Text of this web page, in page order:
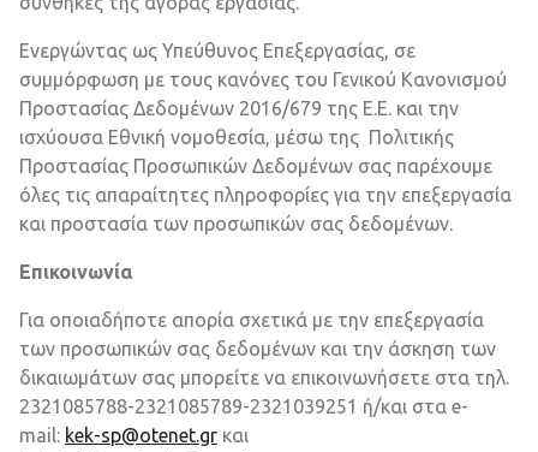
Ενεργώντας ως Υπεύθυνος Επεξεργασίας, σε
συμμόρφωση με τους κανόνες του Γενικού Κανονισμού
Προστασίας Δεδομένων 2016/679 της Ε.Ε. και την
ισχύουσα Εθνική νομοθεσία, μέσω της Πολιτικής
Προστασίας Προσωπικών Δεδομένων σας παρέχουμε
όλες τις απαραίτητες πληροφορίες για την επεξεργασία
και προστασία των προσωπικών σας δεδομένων.
Επικοινωνία
Για οποιαδήποτε απορία σχετικά με την επεξεργασία
των προσωπικών σας δεδομένων και την άσκηση των
δικαιωμάτων σας μπορείτε να επικοινωνήσετε στα τηλ.
2321085788-2321085789-2321039251 ή/και στα e-
mail: kek-sp@otenet.gr και